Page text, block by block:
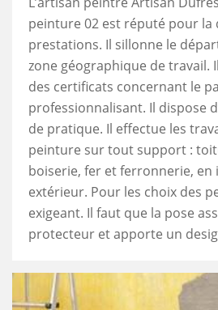
peinture 02 est réputé pour la
prestations. Il sillonne le
zone géographique de travail.
des certificats concernant le
professionnalisant. Il dispose
de pratique. Il effectue les
peinture sur tout support :
boiserie, fer et ferronnerie, en
extérieur. Pour les choix des
exigeant. Il faut que la pose
protecteur et apporte un